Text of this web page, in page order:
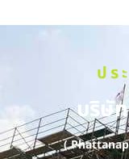
ปร
บริษั
(